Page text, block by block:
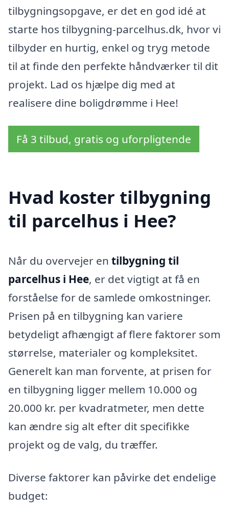
tilbygningsopgave, er det en god idé at
starte hos tilbygning-parcelhus.dk, hvor vi
tilbyder en hurtig, enkel og tryg metode
til at finde den perfekte håndværker til dit
projekt. Lad os hjælpe dig med at
realisere dine boligdrømme i Hee!
Få 3 tilbud, gratis og uforpligtende
Hvad koster tilbygning
til parcelhus i Hee?
Når du overvejer en tilbygning til
parcelhus i Hee, er det vigtigt at få en
forståelse for de samlede omkostninger.
Prisen på en tilbygning kan variere
betydeligt afhængigt af flere faktorer som
størrelse, materialer og kompleksitet.
Generelt kan man forvente, at prisen for
en tilbygning ligger mellem 10.000 og
20.000 kr. per kvadratmeter, men dette
kan ændre sig alt efter dit specifikke
projekt og de valg, du træffer.
Diverse faktorer kan påvirke det endelige
budget: